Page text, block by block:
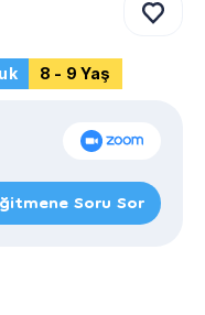
8 - 9 Yaş
Soru Sor